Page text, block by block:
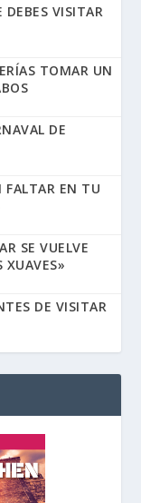
DEBES VISITAR
TOMAR UN
DE
FALTAR EN TU
SE VUELVE
DE VISITAR